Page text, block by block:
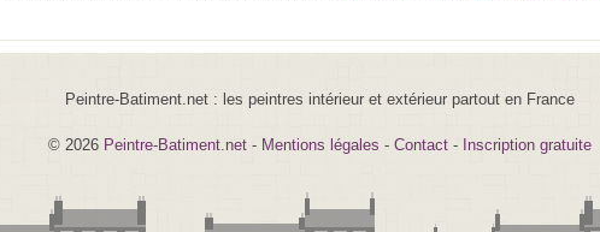
Peintre-Batiment.net : les peintres intérieur et extérieur partout en France
© 2026 Peintre-Batiment.net - Mentions légales - Contact- Inscription gratuite